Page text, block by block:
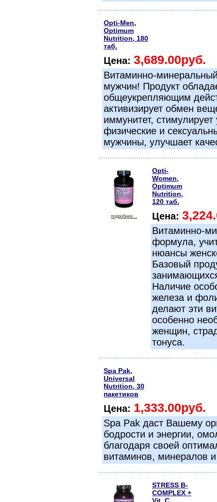
Opti-Men,
Optimum
Nutrition, 180
таб.
Цена: 3,689.00руб.
Витаминно-
мужчин! Продукт
общеукрепляющим
активизирует обмен
иммунитет,
физические и
мужчины, улучшает
подробнее...
Opti-
Women,
Optimum
Nutrition,
120 таб.
Цена:
Витаминно-
формула,
нюансы
Базовый
Наличие
железа и
делают эти
особенно
женщин,
тонуса.
Spa Pak,
Universal
Nutrition, 30
пакетиков
Цена: 1,333.00руб.
Spa Pak даст Вашему
бодрости и энергии,
благодаря своей
витаминов, минералов
STRESS B-
COMPLEX +